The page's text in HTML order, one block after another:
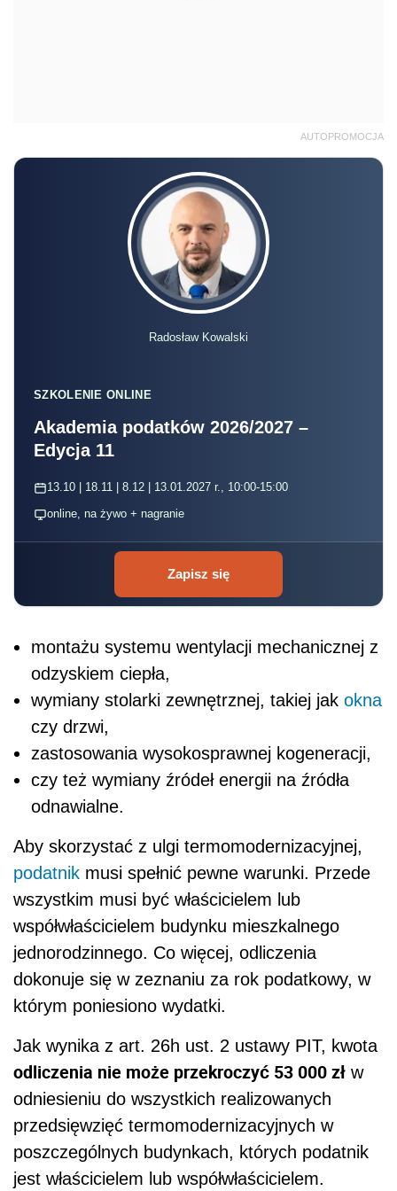
AUTOPROMOCJA
Radosław Kowalski
SZKOLENIE ONLINE
Akademia podatków 2026/2027 –
Edycja 11
13.10 | 18.11 | 8.12 | 13.01.2027 r., 10:00-15:00
online, na żywo + nagranie
Zapisz się
montażu systemu wentylacji mechanicznej z
odzyskiem ciepła,
wymiany stolarki zewnętrznej, takiej jak okna
czy drzwi,
zastosowania wysokosprawnej kogeneracji,
czy też wymiany źródeł energii na źródła
odnawialne.
Aby skorzystać z ulgi termomodernizacyjnej,
podatnik musi spełnić pewne warunki. Przede
wszystkim musi być właścicielem lub
współwłaścicielem budynku mieszkalnego
jednorodzinnego. Co więcej, odliczenia
dokonuje się w zeznaniu za rok podatkowy, w
którym poniesiono wydatki.
Jak wynika z art. 26h ust. 2 ustawy PIT, kwota
odliczenia nie może przekroczyć 53 000 zł w
odniesieniu do wszystkich realizowanych
przedsięwzięć termomodernizacyjnych w
poszczególnych budynkach, których podatnik
jest właścicielem lub współwłaścicielem.